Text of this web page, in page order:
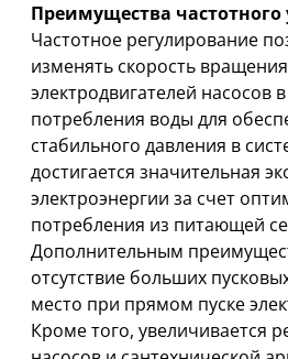
Преимущества частотного
Частотное регулирование
изменять скорость
электродвигателей насосов
потребления воды для
стабильного давления в
достигается значительная
электроэнергии за счет
потребления из питающей
Дополнительным
отсутствие больших
место при прямом пуске
Кроме того, увеличивается